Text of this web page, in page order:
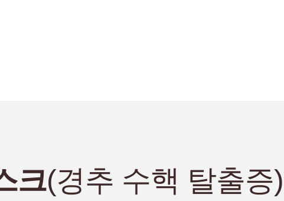
크(경추 수핵 탈출증)